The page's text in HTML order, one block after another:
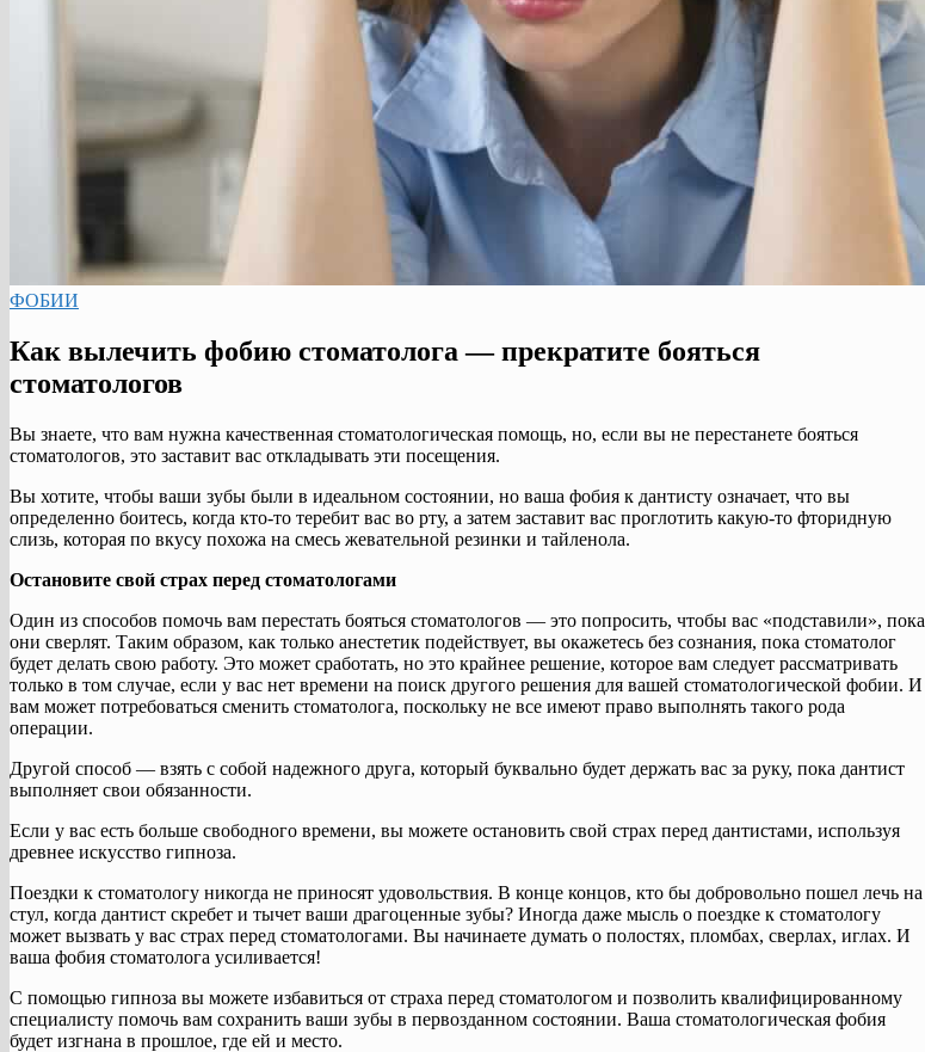
ФОБИИ
Как вылечить фобию стоматолога — прекратите бояться
стоматологов
Вы знаете, что вам нужна качественная стоматологическая помощь, но, если вы не перестанете бояться
стоматологов, это заставит вас откладывать эти посещения.
Вы хотите, чтобы ваши зубы были в идеальном состоянии, но ваша фобия к дантисту означает, что вы
определенно боитесь, когда кто-то теребит вас во рту, а затем заставит вас проглотить какую-то фторидную
слизь, которая по вкусу похожа на смесь жевательной резинки и тайленола.
Остановите свой страх перед стоматологами
Один из способов помочь вам перестать бояться стоматологов — это попросить, чтобы вас «подставили», пока
они сверлят. Таким образом, как только анестетик подействует, вы окажетесь без сознания, пока стоматолог
будет делать свою работу. Это может сработать, но это крайнее решение, которое вам следует рассматривать
только в том случае, если у вас нет времени на поиск другого решения для вашей стоматологической фобии. И
вам может потребоваться сменить стоматолога, поскольку не все имеют право выполнять такого рода
операции.
Другой способ — взять с собой надежного друга, который буквально будет держать вас за руку, пока дантист
выполняет свои обязанности.
Если у вас есть больше свободного времени, вы можете остановить свой страх перед дантистами, используя
древнее искусство гипноза.
Поездки к стоматологу никогда не приносят удовольствия. В конце концов, кто бы добровольно пошел лечь на
стул, когда дантист скребет и тычет ваши драгоценные зубы? Иногда даже мысль о поездке к стоматологу
может вызвать у вас страх перед стоматологами. Вы начинаете думать о полостях, пломбах, сверлах, иглах. И
ваша фобия стоматолога усиливается!
С помощью гипноза вы можете избавиться от страха перед стоматологом и позволить квалифицированному
специалисту помочь вам сохранить ваши зубы в первозданном состоянии. Ваша стоматологическая фобия
будет изгнана в прошлое, где ей и место.